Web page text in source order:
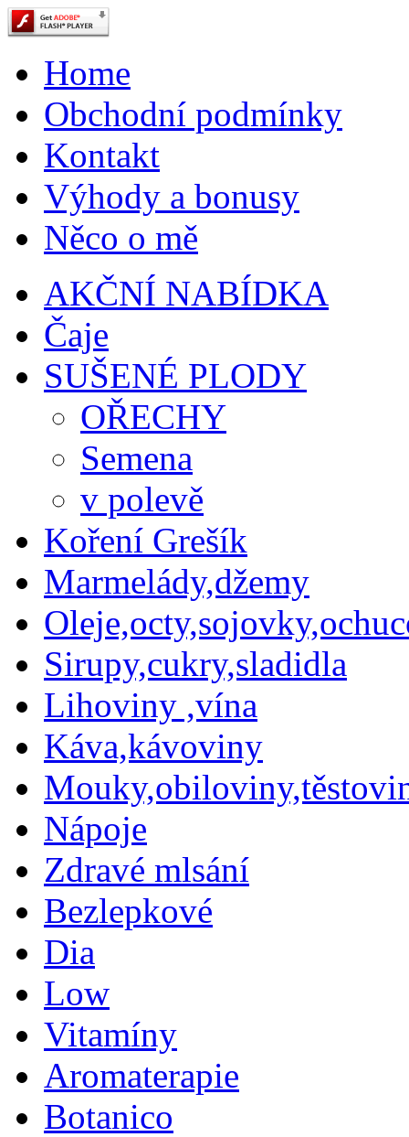
Home
Obchodní podmínky
Kontakt
Výhody a bonusy
Něco o mě
AKČNÍ NABÍDKA
Čaje
SUŠENÉ PLODY
OŘECHY
Semena
v polevě
Koření Grešík
Marmelády,džemy
Sirupy,cukry,sladidla
Lihoviny ,vína
Káva,kávoviny
Nápoje
Zdravé mlsání
Bezlepkové
Dia
Low
Vitamíny
Aromaterapie
Botanico